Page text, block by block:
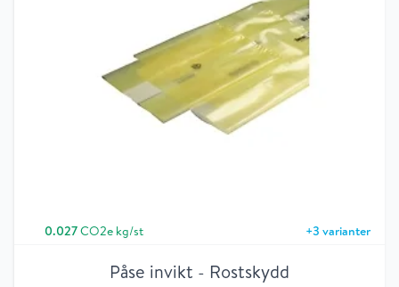
+3 varianter
0.027CO2e kg/st
Påse invikt - Rostskydd